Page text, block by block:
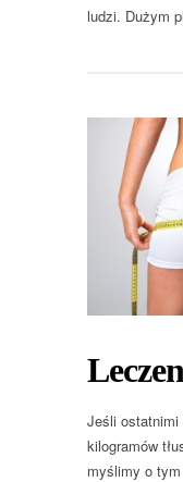
ludzi. Dużym
Jeśli
kilogramów
myślimy o